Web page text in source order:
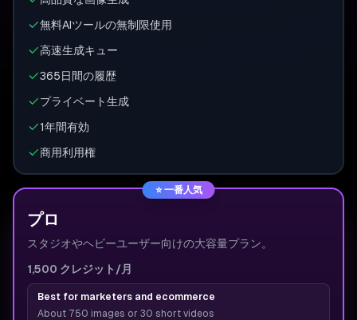
無料AIツールの無制限使用
高速生成キュー
365日間の履歴
プライベート生成
1年間有効
商用利用権
⭐一番人気
プロ
スタジオやヘビーユーザー向けの大容量プラン。
1,500 クレジット /月
Best for marketers and ecommerce
About 750 images or 30 short videos